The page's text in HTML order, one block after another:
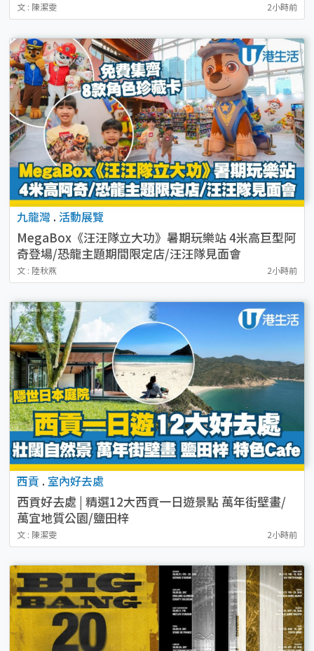
文 : 陳潔雯 2小時前
九龍灣 . 活動展覽
MegaBox《汪汪隊立大功》暑期玩樂站 4米高巨型阿
奇登場/恐龍主題期間限定店/汪汪隊見面會
文 : 陸秋燕 2小時前
西貢 . 室內好去處
西貢好去處 | 精選12大西貢一日遊景點 萬年街壁畫/
萬宜地質公園/鹽田梓
文 : 陳潔雯 2小時前